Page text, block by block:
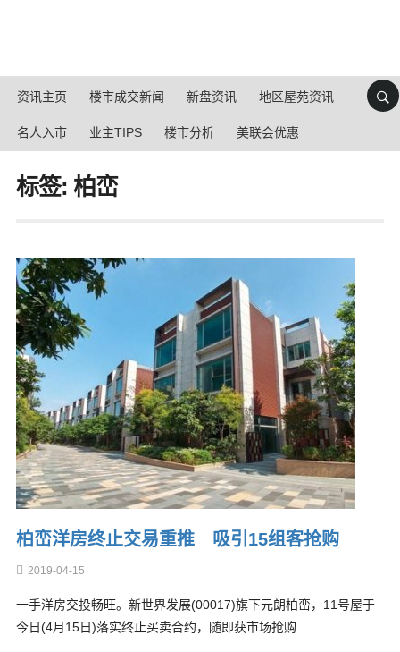
资讯主页 楼市成交新闻 新盘资讯 地区屋苑资讯
名人入市 业主TIPS 楼市分析 美联会优惠
标签: 柏峦
柏峦洋房终止交易重推 吸引15组客抢购
2019-04-15
一手洋房交投畅旺。新世界发展(00017)旗下元朗柏峦，11号屋于
今日(4月15日)落实终止买卖合约，随即获市场抢购……